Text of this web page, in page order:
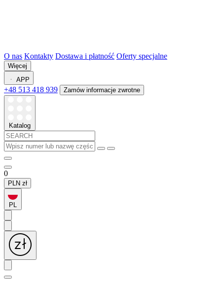
O nas Kontakty Dostawa i płatność Oferty specjalne
Więcej
APP
+48 513 418 939 Zamów informacje zwrotne
Katalog
0
PLN zł
PL